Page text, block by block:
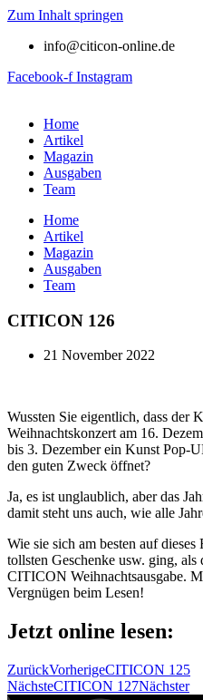
Zum Inhalt springen
info@citicon-online.de
Facebook-f Instagram
Home
Artikel
Magazin
Ausgaben
Team
Home
Artikel
Magazin
Ausgaben
Team
CITICON 126
21 November 2022
Wussten Sie eigentlich, dass der
Weihnachtskonzert am 16.
bis 3. Dezember ein Kunst Pop-
den guten Zweck öffnet?
Ja, es ist unglaublich, aber das
damit steht uns auch, wie alle
Wie sie sich am besten auf
tollsten Geschenke usw. ging,
CITICON Weihnachtsausgabe.
Vergnügen beim Lesen!
Jetzt online lesen:
ZurückVorherigeCITICON 125
NächsteCITICON 127Nächster